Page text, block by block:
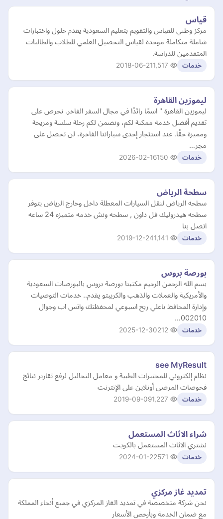
قياس
مركز وطني للقياس والتقويم بتعليم السعودية يقدم حلول واختبارات
شاملة متكاملة موحدة لقياس التحصيل العلمي للطلاب والطالبات
المتقدمين للدراسة.
خدمات 2018-06-21
ليموزين القاهرة
ليموزين القاهرة " اسمًا رائدًا في مجال السفر الفاخر. نحرص على
تقديم أفضل خدمة ممكنة لكم، ونضمن لكم رحلة سلسة ومريحة
ومميزة حقًا. عند استئجار إحدى سياراتنا الفاخرة، لن تحصل على
مجر…
خدمات 2026-02-16
سطحة الرياض
سطحه الرياض لنقل السيارات المعطلة داخل وخارج الرياض يتوفر
سطحه هيدروليك فل داون , سطحه ونش خدمه متميزه 24 ساعه
اتصل بنا
خدمات 2019-12-24
بورصة بروس
بسم الله الرحمن الرحيم مكتبنا بورصة بروس بالبورصات السعودية
والأمريكية والعملات والذهب والكريبتو يقدم.. خدمات التوصيات
وإدارة المحافظ باعلي ربح اسبوعي لمحفظتك واتس اب وجوال
002010…
خدمات 2025-12-30
see MyResult
نظام إلكتروني للمختبرات الطبية و معامل التحاليل لرفع تقارير نتائج
فحوصات المرضى أونلاين على الإنترنت
خدمات 2019-09-09
شراء الاثاث المستعمل
نشتري الاثاث المستعمل بالكويت
خدمات 2024-01-22
تمديد غاز مركزي
نحن شركة متخصصة في تمديد الغاز المركزي في جميع أنحاء المملكة
مع ضمان الخدمة وبأرخص الأسعار